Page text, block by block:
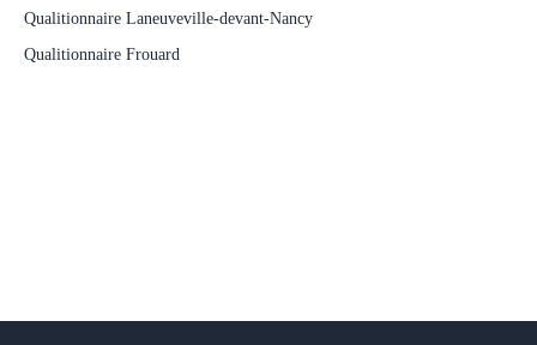
Qualitionnaire Laneuveville-devant-Nancy
Qualitionnaire Frouard